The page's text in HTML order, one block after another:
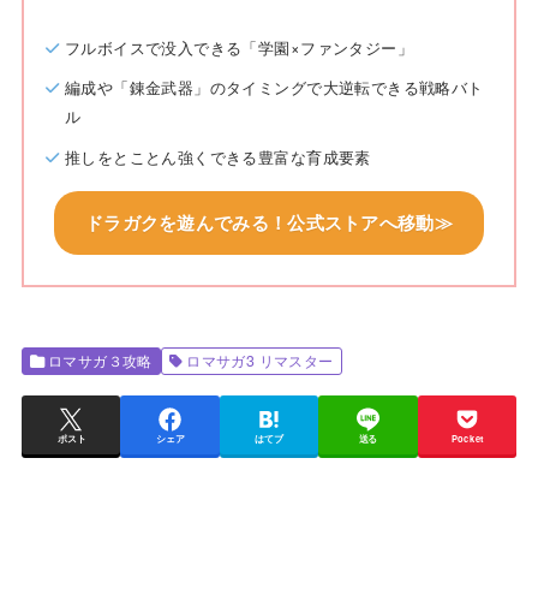
フルボイスで没入できる「学園×ファンタジー」
編成や「錬金武器」のタイミングで大逆転できる戦略バト
ル
推しをとことん強くできる豊富な育成要素
ドラガクを遊んでみる！公式ストアへ移動≫
ロマサガ３攻略 ロマサガ3 リマスター
ポスト シェア はてブ 送る Pocket